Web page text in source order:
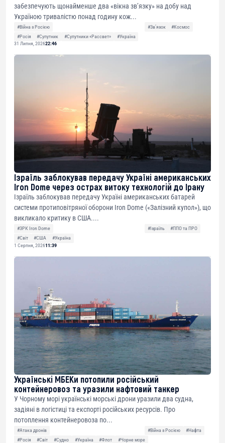
забезпечують щонайменше два «вікна зв’язку» на добу над
Україною тривалістю понад годину кож...
#Війна з Росією #Звʼязок
#Космос
#Росія
#Супутник #Супутники «Рассвет»
#Україна
31 Липня, 202622:46
Ізраїль заблокував передачу Україні американських
Iron Dome через острах витоку технологій до Ірану
Ізраїль заблокував передачу Україні американських батарей
системи протиповітряної оборони Iron Dome («Залізний купол»), що
викликало критику в США....
#ЗРК Iron Dome #Ізраїль
#ППО та ПРО
#Світ
#США
#Україна
1 Серпня, 202611:39
Українські МБЕКи потопили російський
контейнеровоз та уразили нафтовий танкер
У Чорному морі українські морські дрони уразили два судна,
задіяні в логістиці та експорті російських ресурсів. Про
потоплення контейнеровоза по...
#Атака дронів #Війна з Росією
#Нафта
#Росія
#Світ #Судно #Україна #Флот
#Чорне море